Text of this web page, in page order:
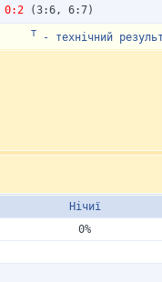
0:2(3:6, 6:7)
T - технічний
Нічиї
0%